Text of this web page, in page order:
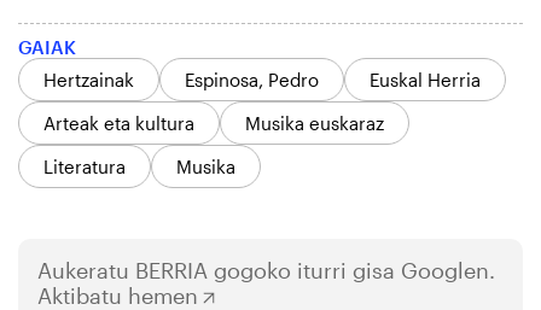
GAIAK
Hertzainak
Espinosa, Pedro
Euskal Herria
Arteak eta kultura
Musika euskaraz
Literatura
Musika
Aukeratu BERRIA gogoko iturri gisa Googlen.
Aktibatu hemen